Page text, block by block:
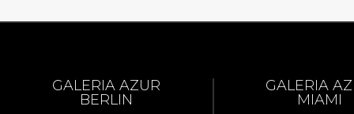
GALERIA AZUR
BERLIN
GALERIA
MIAMI